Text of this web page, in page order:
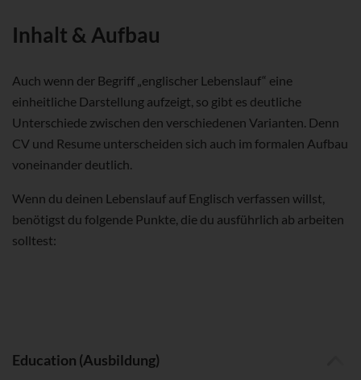
Inhalt & Aufbau
Auch wenn der Begriff „englischer Lebenslauf“ eine
einheitliche Darstellung aufzeigt, so gibt es deutliche
Unterschiede zwischen den verschiedenen Varianten. Denn
CV und Resume unterscheiden sich auch im formalen Aufbau
voneinander deutlich.
Wenn du deinen Lebenslauf auf Englisch verfassen willst,
benötigst du folgende Punkte, die du ausführlich ab arbeiten
solltest:
Education (Ausbildung)